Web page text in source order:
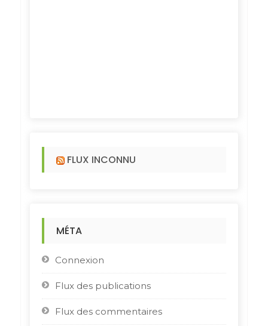
FLUX INCONNU
MÉTA
Connexion
Flux des publications
Flux des commentaires